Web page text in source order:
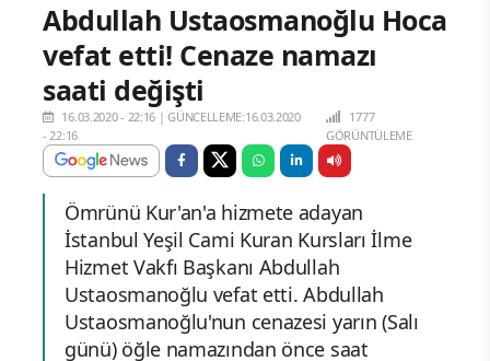
Abdullah Ustaosmanoğlu Hoca
vefat etti! Cenaze namazı
saati değişti
16.03.2020 - 22:16 |GÜNCELLEME:16.03.2020
- 22:16
1777
GÖRÜNTÜLEME
Ömrünü Kur'an'a hizmete adayan
İstanbul Yeşil Cami Kuran Kursları İlme
Hizmet Vakfı Başkanı Abdullah
Ustaosmanoğlu vefat etti. Abdullah
Ustaosmanoğlu'nun cenazesi yarın (Salı
günü) öğle namazından önce saat